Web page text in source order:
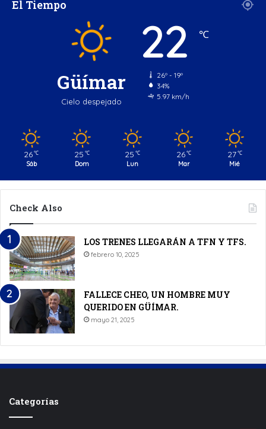
El Tiempo
Güímar
Cielo despejado
22 ℃
26º - 19º
34%
5.97 km/h
26 ℃
Sáb
25 ℃
Dom
25 ℃
Lun
26 ℃
Mar
27 ℃
Mié
Check Also
LOS TRENES LLEGARÁN A TFN Y TFS.
febrero 10, 2025
FALLECE CHEO, UN HOMBRE MUY
QUERIDO EN GÜÍMAR.
mayo 21, 2025
Categorías